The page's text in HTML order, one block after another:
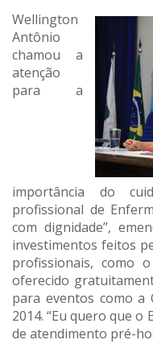
Wellington
Antônio
chamou a
atenção
para a
importância do
profissional de
com dignidade”,
investimentos feitos
profissionais, como
oferecido
para eventos como a
2014. “Eu quero que
de atendimento pré-